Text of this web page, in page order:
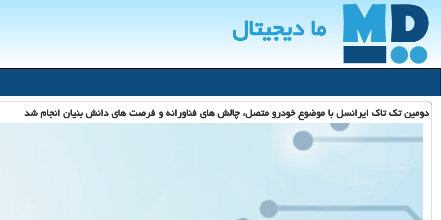
ما دیجیتال
دومین تک تاک ایرانسل با موضوع خودرو متصل، چالش های فناورانه و فرصت های دانش بنیان انجام شد